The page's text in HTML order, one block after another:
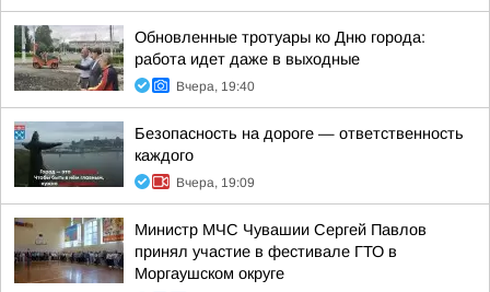
Обновленные тротуары ко Дню города:
работа идет даже в выходные
Вчера, 19:40
Безопасность на дороге — ответственность
каждого
Вчера, 19:09
Министр МЧС Чувашии Сергей Павлов
принял участие в фестивале ГТО в
Моргаушском округе